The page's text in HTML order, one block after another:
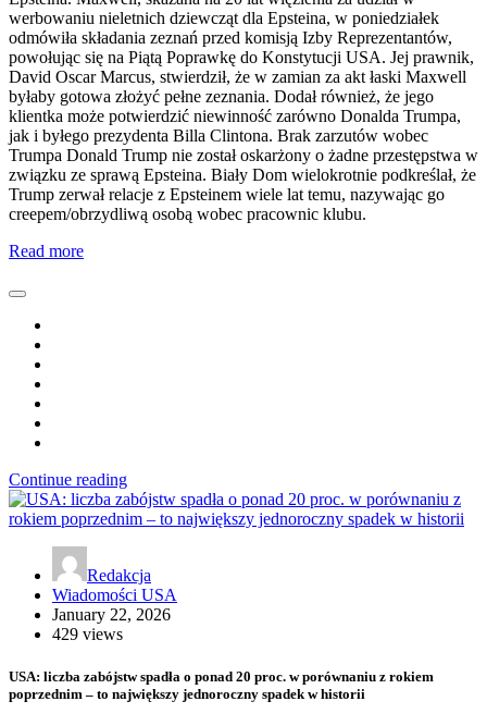
werbowaniu nieletnich dziewcząt dla Epsteina, w poniedziałek
odmówiła składania zeznań przed komisją Izby Reprezentantów,
powołując się na Piątą Poprawkę do Konstytucji USA. Jej prawnik,
David Oscar Marcus, stwierdził, że w zamian za akt łaski Maxwell
byłaby gotowa złożyć pełne zeznania. Dodał również, że jego
klientka może potwierdzić niewinność zarówno Donalda Trumpa,
jak i byłego prezydenta Billa Clintona. Brak zarzutów wobec
Trumpa Donald Trump nie został oskarżony o żadne przestępstwa w
związku ze sprawą Epsteina. Biały Dom wielokrotnie podkreślał, że
Trump zerwał relacje z Epsteinem wiele lat temu, nazywając go
creepem/obrzydliwą osobą wobec pracownic klubu.
Read more
Continue reading
Redakcja
Wiadomości USA
January 22, 2026
429 views
USA: liczba zabójstw spadła o ponad 20 proc. w porównaniu z rokiem
poprzednim – to największy jednoroczny spadek w historii